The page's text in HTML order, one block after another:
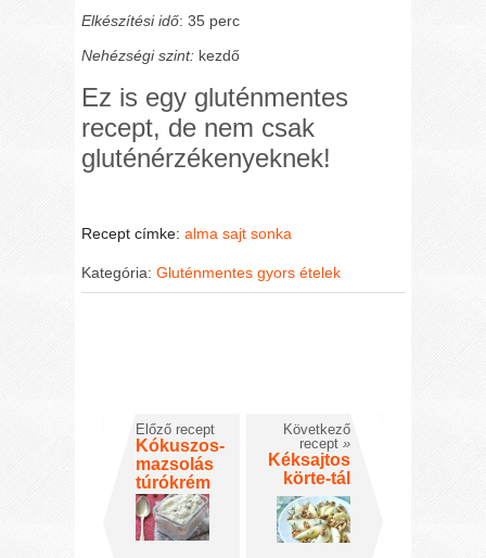
Elkészítési idő: 35 perc
Nehézségi szint: kezdő
Ez is egy gluténmentes
recept, de nem csak
gluténérzékenyeknek!
Recept címke:alma sajt sonka
Kategória:Gluténmentes gyors ételek
Előző recept
Kókuszos-
mazsolás
túrókrém
Következő
recept »
Kéksajtos
körte-tál